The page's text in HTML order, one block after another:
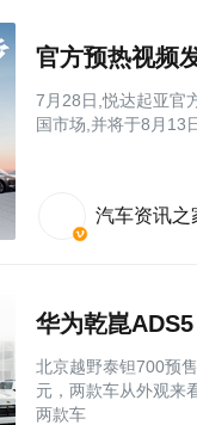
官方预热视频
7月28日,悦达起亚官
国市场,并将于8月13
汽车资讯之
北京越野泰钽700预
元，两款车从外观来
两款车